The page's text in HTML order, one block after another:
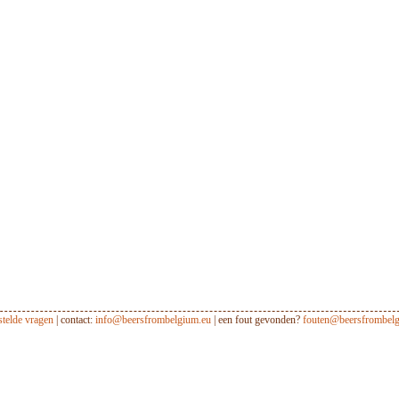
vragen| contact: info@beersfrombelgium.eu| een fout gevonden?